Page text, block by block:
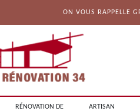
ON VOUS RAPPELLE
RÉNOVATION DE
ARTISAN